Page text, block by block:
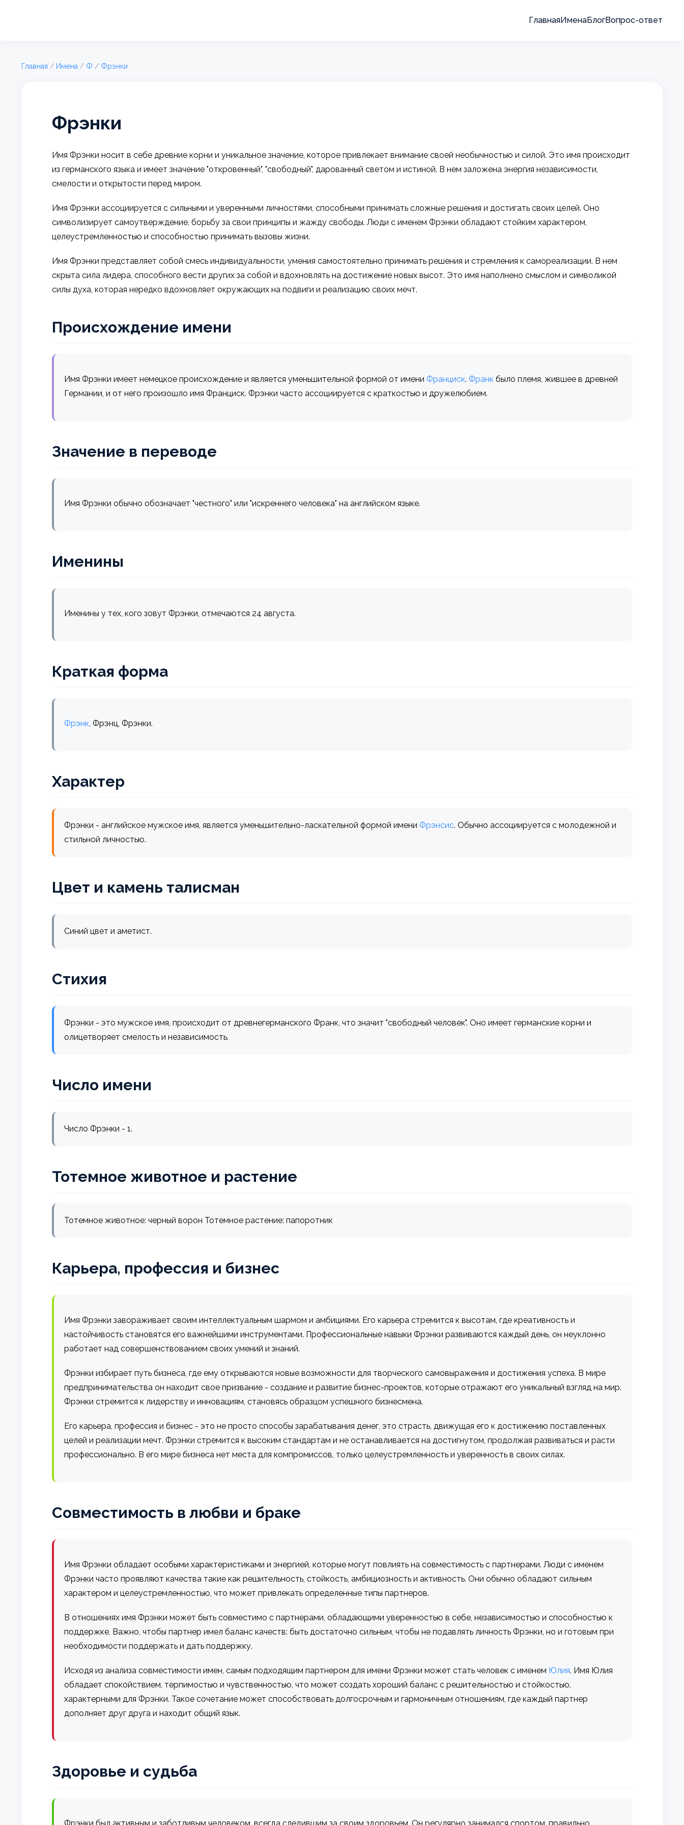
ГлавнаяИменаБлогВопрос-ответ
Главная / Имена / Ф / Фрэнки
Фрэнки
Имя Фрэнки носит в себе древние корни и уникальное значение, которое привлекает внимание своей необычностью и силой. Это имя происходит
из германского языка и имеет значение "откровенный", "свободный", дарованный светом и истиной. В нем заложена энергия независимости,
смелости и открытости перед миром.
Имя Фрэнки ассоциируется с сильными и уверенными личностями, способными принимать сложные решения и достигать своих целей. Оно
символизирует самоутверждение, борьбу за свои принципы и жажду свободы. Люди с именем Фрэнки обладают стойким характером,
целеустремленностью и способностью принимать вызовы жизни.
Имя Фрэнки представляет собой смесь индивидуальности, умения самостоятельно принимать решения и стремления к самореализации. В нем
скрыта сила лидера, способного вести других за собой и вдохновлять на достижение новых высот. Это имя наполнено смыслом и символикой
силы духа, которая нередко вдохновляет окружающих на подвиги и реализацию своих мечт.
Происхождение имени
Имя Фрэнки имеет немецкое происхождение и является уменьшительной формой от имени Франциск. Франк было племя, жившее в древней
Германии, и от него произошло имя Франциск. Фрэнки часто ассоциируется с краткостью и дружелюбием.
Значение в переводе
Имя Фрэнки обычно обозначает "честного" или "искреннего человека" на английском языке.
Именины
Именины у тех, кого зовут Фрэнки, отмечаются 24 августа.
Краткая форма
Фрэнк, Фрэнц, Фрэнки.
Характер
Фрэнки - английское мужское имя, является уменьшительно-ласкательной формой имени Фрэнсис. Обычно ассоциируется с молодежной и
стильной личностью.
Цвет и камень талисман
Синий цвет и аметист.
Стихия
Фрэнки - это мужское имя, происходит от древнегерманского Франк, что значит "свободный человек". Оно имеет германские корни и
олицетворяет смелость и независимость.
Число имени
Число Фрэнки - 1.
Тотемное животное и растение
Тотемное животное: черный ворон Тотемное растение: папоротник
Карьера, профессия и бизнес
Имя Фрэнки завораживает своим интеллектуальным шармом и амбициями. Его карьера стремится к высотам, где креативность и
настойчивость становятся его важнейшими инструментами. Профессиональные навыки Фрэнки развиваются каждый день, он неуклонно
работает над совершенствованием своих умений и знаний.
Фрэнки избирает путь бизнеса, где ему открываются новые возможности для творческого самовыражения и достижения успеха. В мире
предпринимательства он находит свое призвание - создание и развитие бизнес-проектов, которые отражают его уникальный взгляд на мир.
Фрэнки стремится к лидерству и инновациям, становясь образцом успешного бизнесмена.
Его карьера, профессия и бизнес - это не просто способы зарабатывания денег, это страсть, движущая его к достижению поставленных
целей и реализации мечт. Фрэнки стремится к высоким стандартам и не останавливается на достигнутом, продолжая развиваться и расти
профессионально. В его мире бизнеса нет места для компромиссов, только целеустремленность и уверенность в своих силах.
Совместимость в любви и браке
Имя Фрэнки обладает особыми характеристиками и энергией, которые могут повлиять на совместимость с партнерами. Люди с именем
Фрэнки часто проявляют качества такие как решительность, стойкость, амбициозность и активность. Они обычно обладают сильным
характером и целеустремленностью, что может привлекать определенные типы партнеров.
В отношениях имя Фрэнки может быть совместимо с партнерами, обладающими уверенностью в себе, независимостью и способностью к
поддержке. Важно, чтобы партнер имел баланс качеств: быть достаточно сильным, чтобы не подавлять личность Фрэнки, но и готовым при
необходимости поддержать и дать поддержку.
Исходя из анализа совместимости имен, самым подходящим партнером для имени Фрэнки может стать человек с именем Юлия. Имя Юлия
обладает спокойствием, терпимостью и чувственностью, что может создать хороший баланс с решительностью и стойкостью,
характерными для Фрэнки. Такое сочетание может способствовать долгосрочным и гармоничным отношениям, где каждый партнер
дополняет друг друга и находит общий язык.
Здоровье и судьба